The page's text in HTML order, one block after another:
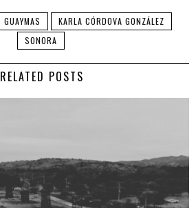
GUAYMAS
KARLA CÓRDOVA GONZÁLEZ
SONORA
RELATED POSTS